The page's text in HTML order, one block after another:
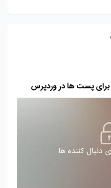
برای پست ها در وردپرس
دنبال کننده ها